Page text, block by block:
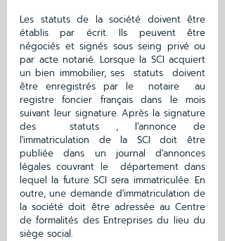
Les statuts de la société doivent être
établis par écrit. Ils peuvent être
négociés et signés sous seing privé ou
par acte notarié. Lorsque la SCI acquiert
un bien immobilier, ses  statuts  doivent
être enregistrés par le  notaire  au
registre foncier français dans le mois
suivant leur signature. Après la signature
des  statuts , l'annonce de
l'immatriculation de la SCI doit être
publiée dans un journal d'annonces
légales couvrant le  département dans
lequel la future SCI sera immatriculée. En
outre, une demande d'immatriculation de
la société doit être adressée au Centre
de formalités des Entreprises du lieu du
siège social.